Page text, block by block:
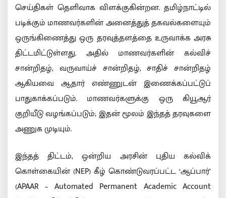
செய்திகள் தெளிவாக விளக்குகின்றன. தமிழ்நாட்டில்
படிக்கும் மாணவர்களின் அனைத்துத் தகவல்களையும்
ஒருங்கிணைத்து ஒரு தரவுத்தளத்தை உருவாக்க அரசு
திட்டமிட்டுள்ளது. அதில் மாணவர்களின் கல்விச்
சான்றிதழ், வருவாய்ச் சான்றிதழ், சாதிச் சான்றிதழ்
ஆகியவை ஆதார் எண்ணுடன் இணைக்கப்பட்டுப்
பாதுகாக்கப்படும். மாணவர்களுக்கு ஒரு கியூஆர்
குறியீடு வழங்கப்படும்; இதன் மூலம் இந்தத் தரவுகளை
அணுக முடியும்.
இந்தத் திட்டம், ஒன்றிய அரசின் புதிய கல்விக்
கொள்கையின் (NEP) கீழ் கொண்டுவரப்பட்ட ‘ஆப்பார்’
(APAAR – Automated Permanent Academic Account